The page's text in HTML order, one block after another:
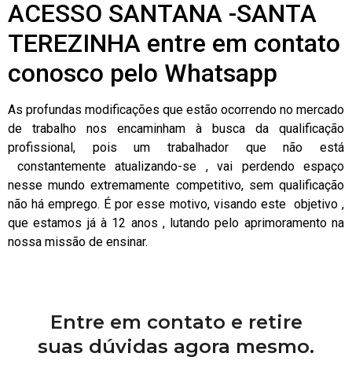
ACESSO SANTANA -SANTA
TEREZINHA entre em contato
conosco pelo Whatsapp
As profundas modificações que estão ocorrendo no mercado
de trabalho nos encaminham à busca da qualificação
profissional, pois um trabalhador que não está
constantemente atualizando-se , vai perdendo espaço
nesse mundo extremamente competitivo, sem qualificação
não há emprego. É por esse motivo, visando este objetivo ,
que estamos já à 12 anos , lutando pelo aprimoramento na
nossa missão de ensinar.
Entre em contato e retire
suas dúvidas agora mesmo.